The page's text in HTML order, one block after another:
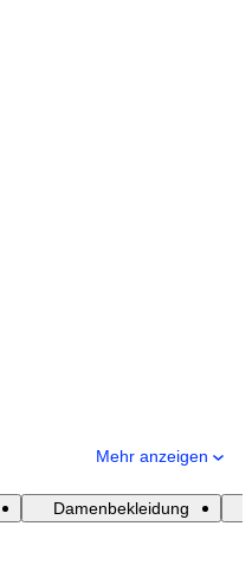
Mehr anzeigen
Damenbekleidung